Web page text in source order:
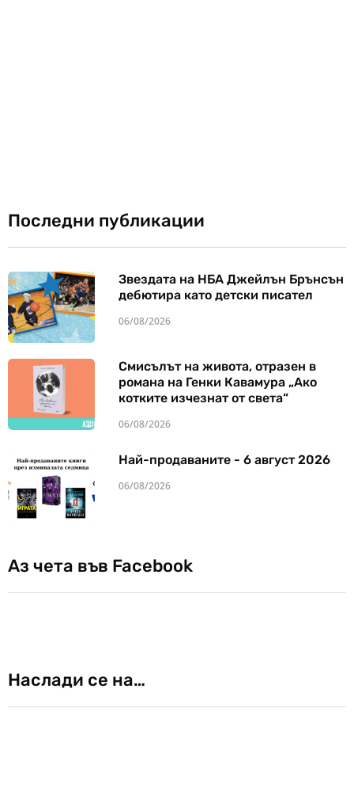
Последни публикации
Звездата на НБА Джейлън Брънсън
дебютира като детски писател
06/08/2026
Смисълът на живота, отразен в
романа на Генки Кавамура „Ако
котките изчезнат от света“
06/08/2026
Най-продаваните - 6 август 2026
06/08/2026
Аз чета във Facebook
Наслади се на…